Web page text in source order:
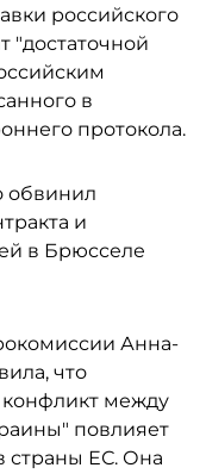
российского
"достаточной
в
протокола.
обвинил
и
в Брюсселе
Анна-
что
конфликт между
повлияет
страны ЕС. Она